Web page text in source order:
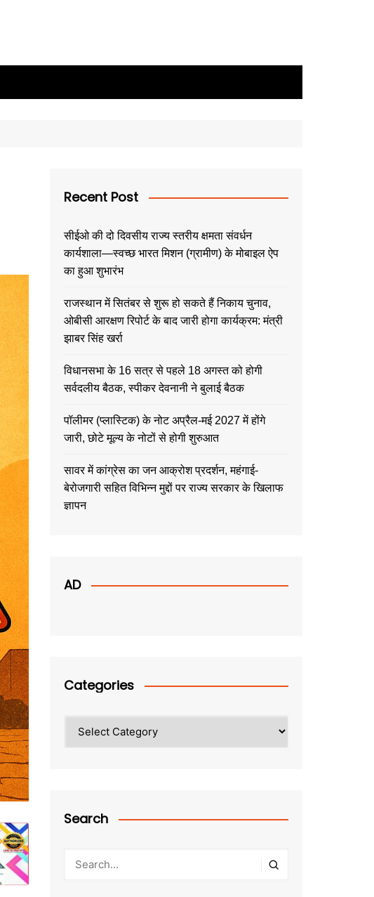
Recent Post
सीईओ की दो दिवसीय राज्य स्तरीय क्षमता संवर्धन
कार्यशाला—स्वच्छ भारत मिशन (ग्रामीण) के मोबाइल ऐप
का हुआ शुभारंभ
राजस्थान में सितंबर से शुरू हो सकते हैं निकाय चुनाव,
ओबीसी आरक्षण रिपोर्ट के बाद जारी होगा कार्यक्रम: मंत्री
झाबर सिंह खर्रा
विधानसभा के 16 सत्र से पहले 18 अगस्त को होगी
सर्वदलीय बैठक, स्पीकर देवनानी ने बुलाई बैठक
पॉलीमर (प्लास्टिक) के नोट अप्रैल-मई 2027 में होंगे
जारी, छोटे मूल्य के नोटों से होगी शुरुआत
सावर में कांग्रेस का जन आक्रोश प्रदर्शन, महंगाई-
बेरोजगारी सहित विभिन्न मुद्दों पर राज्य सरकार के खिलाफ
ज्ञापन
AD
Categories
Search